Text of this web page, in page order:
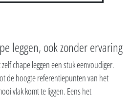
leggen, ook zonder ervaring
chape leggen een stuk eenvoudiger.
de hoogte referentiepunten van het
vlak komt te liggen. Eens het